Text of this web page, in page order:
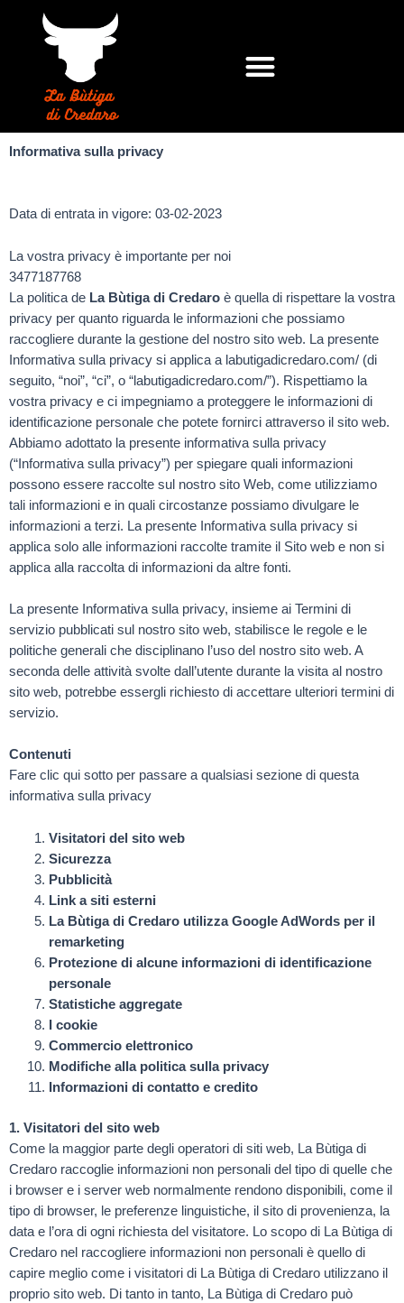
Informativa sulla privacy
Data di entrata in vigore: 03-02-2023
La vostra privacy è importante per noi
3477187768
La politica de La Bùtiga di Credaro è quella di rispettare la vostra
privacy per quanto riguarda le informazioni che possiamo
raccogliere durante la gestione del nostro sito web. La presente
Informativa sulla privacy si applica a labutigadicredaro.com/ (di
seguito, “noi”, “ci”, o “labutigadicredaro.com/”). Rispettiamo la
vostra privacy e ci impegniamo a proteggere le informazioni di
identificazione personale che potete fornirci attraverso il sito web.
Abbiamo adottato la presente informativa sulla privacy
(“Informativa sulla privacy”) per spiegare quali informazioni
possono essere raccolte sul nostro sito Web, come utilizziamo
tali informazioni e in quali circostanze possiamo divulgare le
informazioni a terzi. La presente Informativa sulla privacy si
applica solo alle informazioni raccolte tramite il Sito web e non si
applica alla raccolta di informazioni da altre fonti.
La presente Informativa sulla privacy, insieme ai Termini di
servizio pubblicati sul nostro sito web, stabilisce le regole e le
politiche generali che disciplinano l’uso del nostro sito web. A
seconda delle attività svolte dall’utente durante la visita al nostro
sito web, potrebbe essergli richiesto di accettare ulteriori termini di
servizio.
Contenuti
Fare clic qui sotto per passare a qualsiasi sezione di questa
informativa sulla privacy
Visitatori del sito web
Sicurezza
Pubblicità
Link a siti esterni
La Bùtiga di Credaro utilizza Google AdWords per il
remarketing
Protezione di alcune informazioni di identificazione
personale
Statistiche aggregate
I cookie
Commercio elettronico
Modifiche alla politica sulla privacy
Informazioni di contatto e credito
1. Visitatori del sito web
Come la maggior parte degli operatori di siti web, La Bùtiga di
Credaro raccoglie informazioni non personali del tipo di quelle che
i browser e i server web normalmente rendono disponibili, come il
tipo di browser, le preferenze linguistiche, il sito di provenienza, la
data e l’ora di ogni richiesta del visitatore. Lo scopo di La Bùtiga di
Credaro nel raccogliere informazioni non personali è quello di
capire meglio come i visitatori di La Bùtiga di Credaro utilizzano il
proprio sito web. Di tanto in tanto, La Bùtiga di Credaro può